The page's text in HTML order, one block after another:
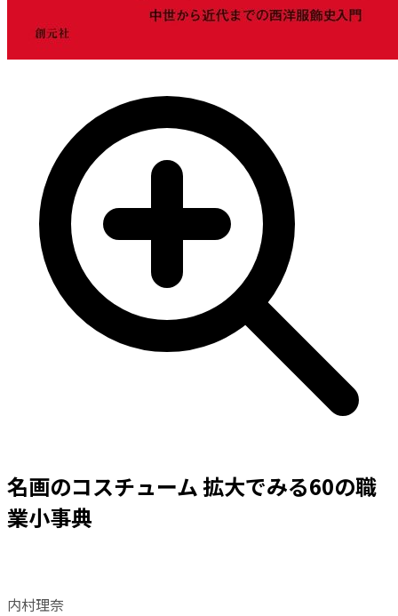
名画のコスチューム 拡大でみる60の職
業小事典
内村理奈